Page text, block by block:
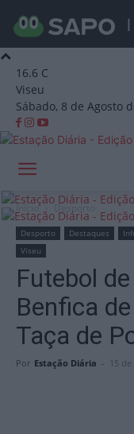
16.6 C
Viseu
Sábado, 8 de Agosto
Início Desporto
Desporto Destaques
Viseu
Futebol
Benfica
Taça de
Por Estação Diária - 15